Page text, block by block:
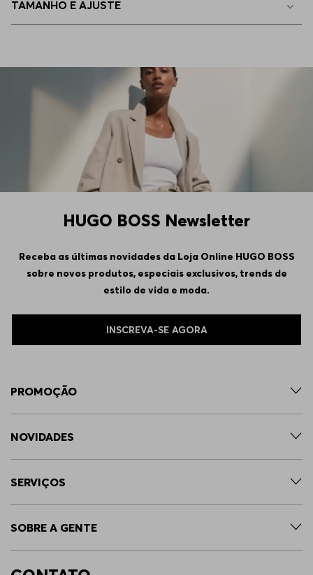
44 Apenas1no estoque
45 no estoque
TAMANHO E AJUSTE
HUGO BOSS Newsletter
Receba as últimas novidades da Loja Online HUGO BOSS
sobre novos produtos, especiais exclusivos, trends de
estilo de vida e moda.
INSCREVA-SE AGORA
PROMOÇÃO
NOVIDADES
SERVIÇOS
SOBRE A GENTE